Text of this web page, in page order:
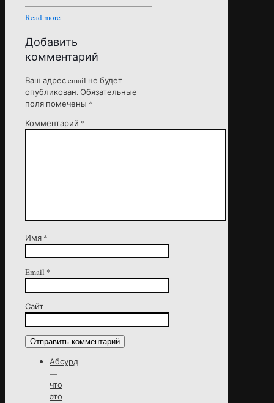
Read more
Добавить
комментарий
Ваш адрес email не будет
опубликован.Обязательные
поля помечены *
Комментарий *
Имя *
Email *
Сайт
Абсурд
—
что
это